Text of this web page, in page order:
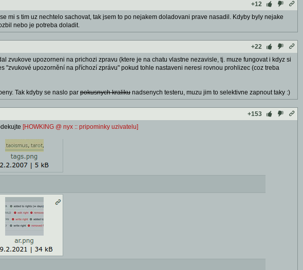
+12
mi s tim uz nechtelo sachovat, tak jsem to po nejakem doladovani prave nasadil. Kdyby byly nejake
nebo je potreba doladit.
+22
zvukove upozorneni na prichozi zpravu (ktere je na chatu vlastne nezavisle, tj. muze fungovat i kdyz si
"zvukové upozornění na příchozí zprávu" pokud tohle nastaveni neresi rovnou prohlizec (coz treba
Tak kdyby se naslo par pokusnych kraliku nadsenych testeru, muzu jim to selektivne zapnout taky :)
+153
[HOWKING @ nyx :: pripominky uzivatelu]